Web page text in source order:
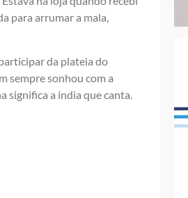
para arrumar a mala,
da plateia do
sempre sonhou com a
significa a índia que canta.